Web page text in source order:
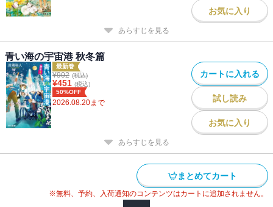
お気に入り
あらすじを見る
青い海の宇宙港 秋冬篇
最新巻
¥902 (税込)
¥451 (税込)
50%OFF
2026.08.20まで
カートに入れる
試し読み
お気に入り
あらすじを見る
まとめてカート
※無料、予約、入荷通知のコンテンツはカートに追加されません。